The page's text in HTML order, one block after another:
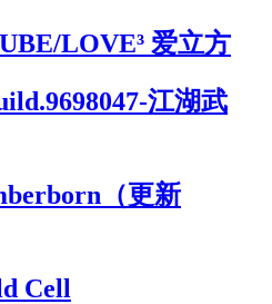
LOVE³ 爱立方
江湖武
（更新
Cell